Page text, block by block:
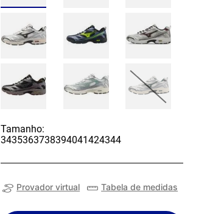
Tamanho:
3435363738394041424344
Provador virtual Tabela de medidas